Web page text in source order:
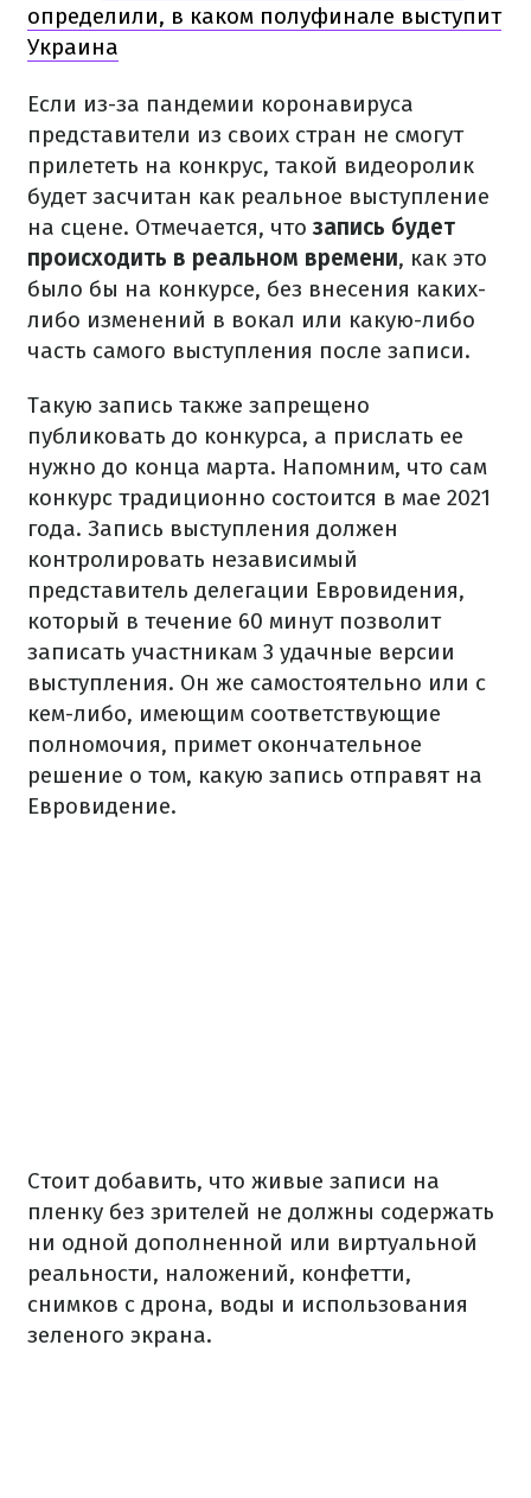
определили, в каком полуфинале выступит
Украина
Если из-за пандемии коронавируса
представители из своих стран не смогут
прилететь на конкрус, такой видеоролик
будет засчитан как реальное выступление
на сцене. Отмечается, чтозапись будет
происходить в реальном времени, как это
было бы на конкурсе, без внесения каких-
либо изменений в вокал или какую-либо
часть самого выступления после записи.
Такую запись также запрещено
публиковать до конкурса, а прислать ее
нужно до конца марта. Напомним, что сам
конкурс традиционно состоится в мае 2021
года. Запись выступления должен
контролировать независимый
представитель делегации Евровидения,
который в течение 60 минут позволит
записать участникам 3 удачные версии
выступления. Он же самостоятельно или с
кем-либо, имеющим соответствующие
полномочия, примет окончательное
решение о том, какую запись отправят на
Евровидение.
Стоит добавить, что живые записи на
пленку без зрителей не должны содержать
ни одной дополненной или виртуальной
реальности, наложений, конфетти,
снимков с дрона, воды и использования
зеленого экрана.